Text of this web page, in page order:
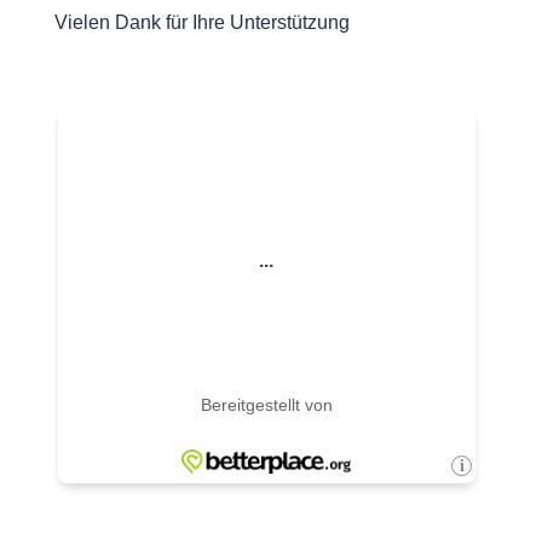
Vielen Dank für Ihre Unterstützung